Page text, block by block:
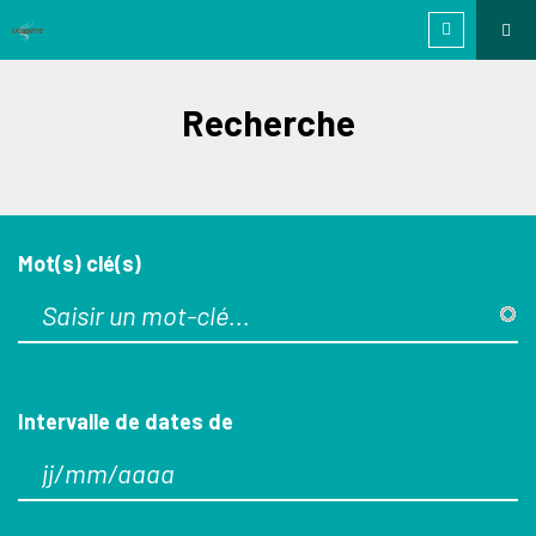
Recherche
Mot(s) clé(s)
Intervalle de dates de